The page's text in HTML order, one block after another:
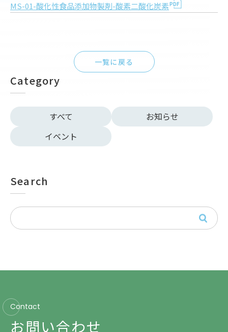
Category
すべて
お知らせ
イベント
Search
MS-01-酸化性食品添加物製剤-酸素二酸化炭素
一覧に戻る
Contact
お問い合わせ